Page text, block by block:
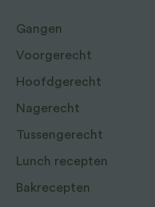
Gangen
Voorgerecht
Hoofdgerecht
Nagerecht
Tussengerecht
Lunch recepten
Bakrecepten